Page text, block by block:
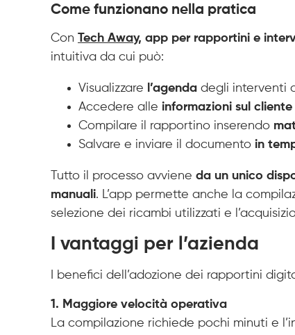
Come funzionano nella pratica
Con Tech Away, app per rapportini e
intuitiva da cui può:
Visualizzare l’agenda degli interventi
Accedere alle informazioni sul cliente
Compilare il rapportino inserendo
Salvare e inviare il documento in
Tutto il processo avviene da un unico
manuali. L’app permette anche la
selezione dei ricambi utilizzati e
I vantaggi per l’azienda
I benefici dell’adozione dei rapportini
1. Maggiore velocità operativa
La compilazione richiede pochi minuti e